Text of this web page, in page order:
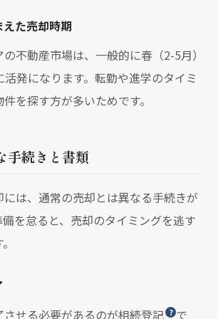
た売却時期
不動産市場は、一般的に春（2-5月）
発になります。転勤や進学のタイミ
を探す方が多いためです。
手続きと書類
は、通常の売却とは異なる手続きが
を怠ると、売却のタイミングを逃す
せる必要があるのが相続登記 で